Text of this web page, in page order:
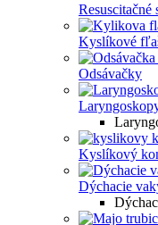
Resuscitačné
Kyslíkové
Odsávačky
Kyslíkový
Dýchacie